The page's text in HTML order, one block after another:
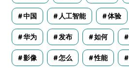
中国 人工智能 体验
华为 发布 如何
影像 怎么 性能